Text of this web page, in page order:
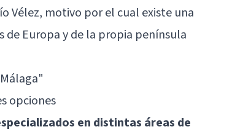
Vélez, motivo por el cual existe una
Europa y de la propia península
opciones
en distintas áreas de